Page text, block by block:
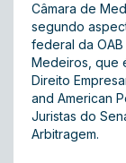
Câmara de
segundo
federal da
Medeiros, que
Direito
and American
Juristas do
Arbitragem.